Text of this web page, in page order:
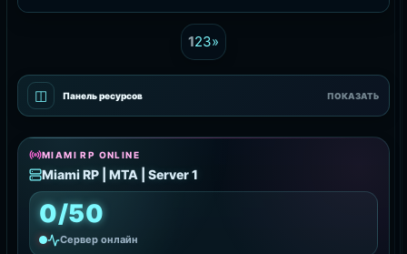
◫ Панель ресурсов ПОКАЗАТЬ
MIAMI RP ONLINE
Miami RP | MTA | Server 1
0/50
Сервер онлайн
123»